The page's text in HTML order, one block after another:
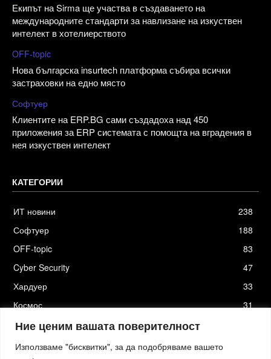
Ние ценим вашата поверителност
Използваме "бисквитки", за да подобряваме вашето
Екипът на Sirma ще участва в създаването на
международните стандарти за навлизане на изкуствен
интелект в хотелиерството
OFF-topic
Нова българска insurtech платформа събира всички
застраховки на едно място
Софтуер
Клиентите на ERP.BG сами създадоха над 450
приложения за ERP системата с помощта на вградения в
нея изкуствен интелект
КАТЕГОРИИ
ИТ новини
238
Софтуер
188
OFF-topic
83
Cyber Security
47
Хардуер
33
Космос
31
Стартъпи